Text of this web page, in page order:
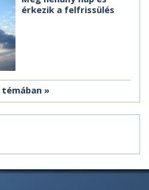
érkezik a felfrissülés